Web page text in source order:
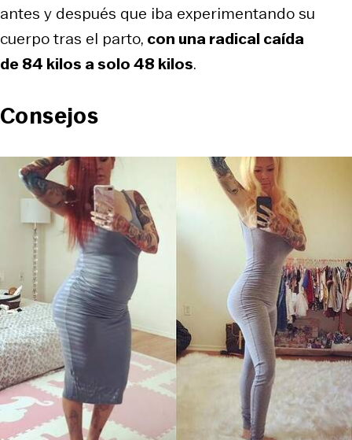
antes y después que iba experimentando su
cuerpo tras el parto, con una radical caída
de 84 kilos a solo 48 kilos.
Consejos